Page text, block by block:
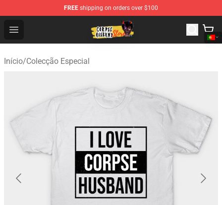
FREE shipping on orders over $100
Open menu
Corpse Husband Shop - Official Corpse Husband
Início/Colecção Especial